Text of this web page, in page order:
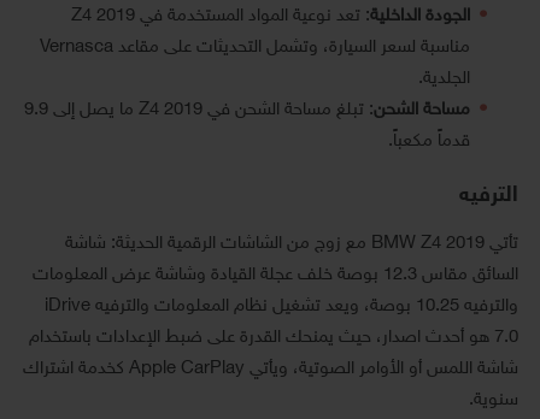
الجودة الداخلية
: تعد نوعية المواد المستخدمة في Z4 2019
مناسبة لسعر السيارة، وتشمل التحديثات على مقاعد Vernasca
الجلدية.
مساحة الشحن
: تبلغ مساحة الشحن في Z4 2019 ما يصل إلى 9.9
قدماً مكعباً.
الترفيه
تأتي BMW Z4 2019 مع زوج من الشاشات الرقمية الحديثة: شاشة
السائق مقاس 12.3 بوصة خلف عجلة القيادة وشاشة عرض المعلومات
والترفيه 10.25 بوصة، ويعد تشغيل نظام المعلومات والترفيه iDrive
7.0 هو أحدث اصدار، حيث يمنحك القدرة على ضبط الإعدادات باستخدام
شاشة اللمس أو الأوامر الصوتية، ويأتي Apple CarPlay كخدمة اشتراك
سنوية.